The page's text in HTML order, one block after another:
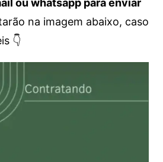
ou whatsapp para enviar
na imagem abaixo, caso
👇